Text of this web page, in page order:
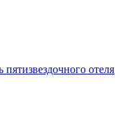
пятизвездочного отеля